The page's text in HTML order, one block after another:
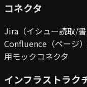
コネクタ
Jira（イシュー読取/
Confluence（ページ
用モックコネクタ
インフラストラク